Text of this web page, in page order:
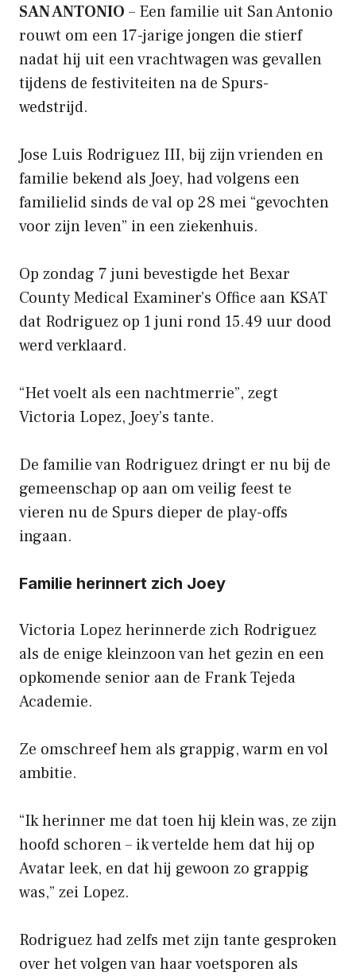
SAN ANTONIO – Een familie uit San Antonio
rouwt om een ​​17-jarige jongen die stierf
nadat hij uit een vrachtwagen was gevallen
tijdens de festiviteiten na de Spurs-
wedstrijd.
Jose Luis Rodriguez III, bij zijn vrienden en
familie bekend als Joey, had volgens een
familielid sinds de val op 28 mei “gevochten
voor zijn leven” in een ziekenhuis.
Op zondag 7 juni bevestigde het Bexar
County Medical Examiner’s Office aan KSAT
dat Rodriguez op 1 juni rond 15.49 uur dood
werd verklaard.
“Het voelt als een nachtmerrie”, zegt
Victoria Lopez, Joey’s tante.
De familie van Rodriguez dringt er nu bij de
gemeenschap op aan om veilig feest te
vieren nu de Spurs dieper de play-offs
ingaan.
Familie herinnert zich Joey
Victoria Lopez herinnerde zich Rodriguez
als de enige kleinzoon van het gezin en een
opkomende senior aan de Frank Tejeda
Academie.
Ze omschreef hem als grappig, warm en vol
ambitie.
“Ik herinner me dat toen hij klein was, ze zijn
hoofd schoren – ik vertelde hem dat hij op
Avatar leek, en dat hij gewoon zo grappig
was,” zei Lopez.
Rodriguez had zelfs met zijn tante gesproken
over het volgen van haar voetsporen als